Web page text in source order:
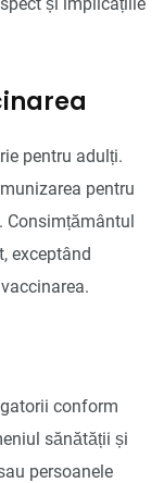
pentru adulți.
pentru
Consimțământul
exceptând
conform
sănătății și
persoanele